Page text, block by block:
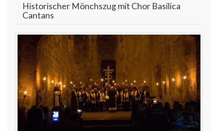
Historischer Mönchszug mit Chor Basilica
Cantans